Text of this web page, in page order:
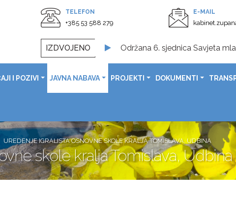
TELEFON
+385 53 588 279
E-MAIL
IZDVOJENO
Održana 6. sjednica Savjeta
Svečano otvoreno obnovljeno
Čestitka župana Ernesta Petryja povodom Dana
Čestitka župana Ernesta
I POZIVI JAVNA NABAVA PROJEKTI DOKUMENTI
UREDENJE IGRALISTA OSNOVNE SKOLE KRALJA TOMISLAVA, UDBINA
skole kralja Tomislava, Udbina